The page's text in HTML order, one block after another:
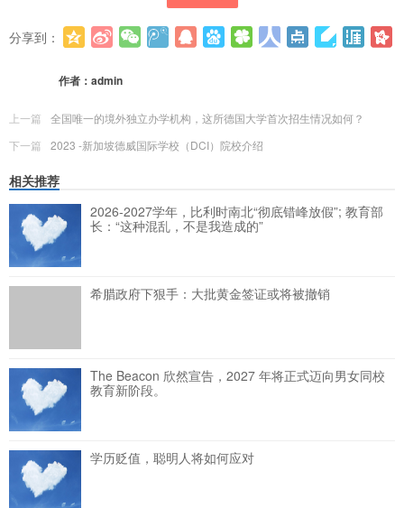
分享到：
作者： admin
上一篇
全国唯一的境外独立办学机构，这所德国大学首次招生情况如何？
下一篇
2023 -新加坡德威国际学校（DCI）院校介绍
相关推荐
2026-2027学年，比利时南北“彻底错峰放假”; 教育部
长：“这种混乱，不是我造成的”
希腊政府下狠手：大批黄金签证或将被撤销
The Beacon 欣然宣告，2027 年将正式迈向男女同校
教育新阶段。
学历贬值，聪明人将如何应对